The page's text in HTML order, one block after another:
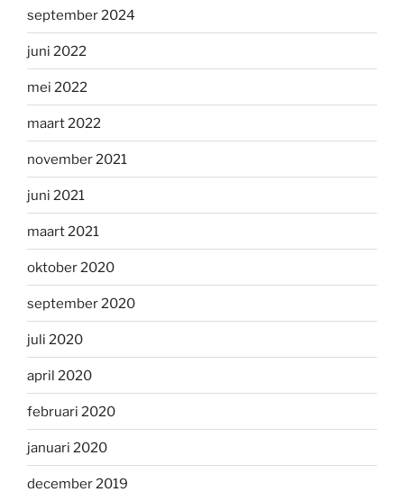
september 2024
juni 2022
mei 2022
maart 2022
november 2021
juni 2021
maart 2021
oktober 2020
september 2020
juli 2020
april 2020
februari 2020
januari 2020
december 2019